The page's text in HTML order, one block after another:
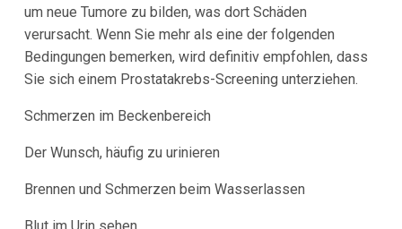
um neue Tumore zu bilden, was dort Schäden
verursacht. Wenn Sie mehr als eine der folgenden
Bedingungen bemerken, wird definitiv empfohlen, dass
Sie sich einem Prostatakrebs-Screening unterziehen.
Schmerzen im Beckenbereich
Der Wunsch, häufig zu urinieren
Brennen und Schmerzen beim Wasserlassen